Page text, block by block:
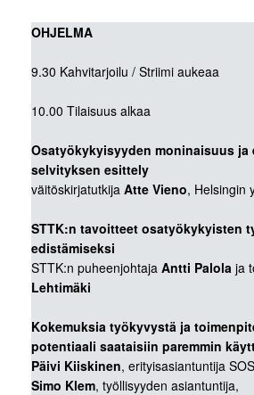
OHJELMA
9.30 Kahvitarjoilu / Striimi aukeaa
10.00 Tilaisuus alkaa
Osatyökykyisyyden moninaisuus
selvityksen esittely
väitöskirjatutkija Atte Vieno, Helsingin
STTK:n tavoitteet osatyökykyisten
edistämiseksi
STTK:n puheenjohtaja Antti Palola ja
Lehtimäki
Kokemuksia työkyvystä ja
potentiaali saataisiin paremmin
Päivi Kiiskinen, erityisasiantuntija
Simo Klem, työllisyyden asiantuntija,